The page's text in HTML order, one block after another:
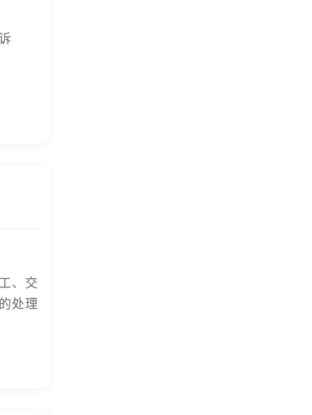
、交
处理